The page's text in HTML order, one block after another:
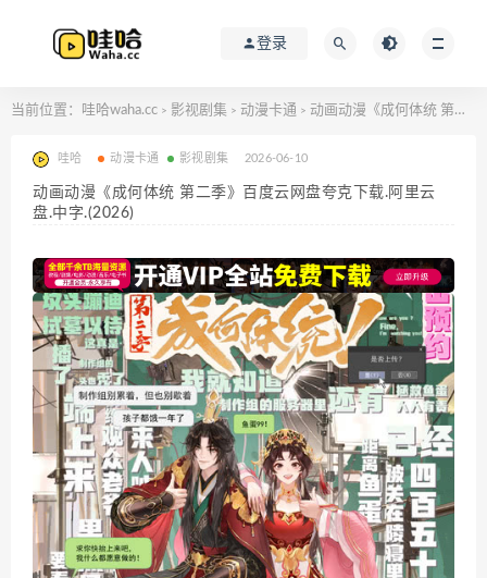
登录
当前位置： 哇哈waha.cc > 影视剧集 > 动漫卡通 > 动画动漫《成何体统 第二季》百度云网盘夸克下载.阿里云盘.中字.(2026)
哇哈 动漫卡通 影视剧集 2026-06-10
动画动漫《成何体统 第二季》百度云网盘夸克下载.阿里云
盘.中字.(2026)